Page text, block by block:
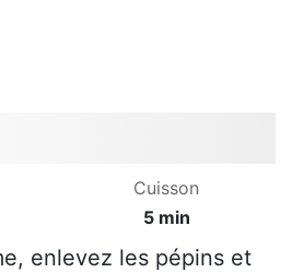
Cuisson
5 min
enlevez les pépins et